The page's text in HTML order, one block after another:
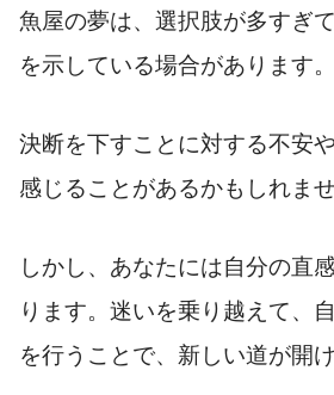
魚屋の夢は、選択肢が多すぎ
を示している場合があります。
決断を下すことに対する不安
感じることがあるかもしれませ
しかし、あなたには自分の直
ります。迷いを乗り越えて、
を行うことで、新しい道が開